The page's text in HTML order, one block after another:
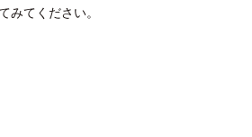
みてください。